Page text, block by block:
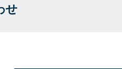
せ